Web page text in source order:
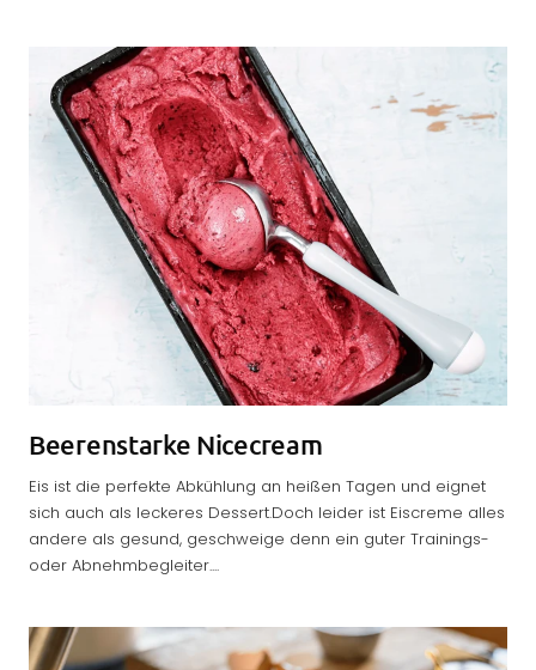
Beerenstarke Nicecream
Eis ist die perfekte Abkühlung an heißen Tagen und eignet
sich auch als leckeres Dessert.Doch leider ist Eiscreme alles
andere als gesund, geschweige denn ein guter Trainings-
oder Abnehmbegleiter....